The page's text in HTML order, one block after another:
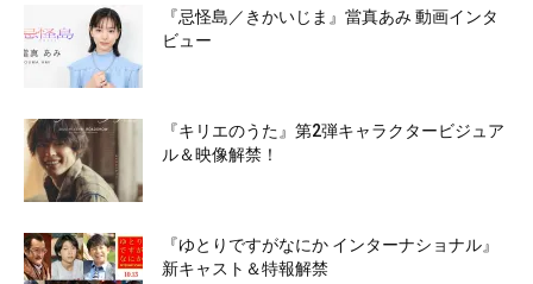
『忌怪島／きかいじま』當真あみ 動画インタ
ビュー
『キリエのうた』第2弾キャラクタービジュア
ル＆映像解禁！
『ゆとりですがなにか インターナショナル』
新キャスト＆特報解禁